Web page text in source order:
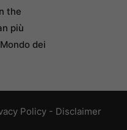
the
più
dei
Policy - Disclaimer